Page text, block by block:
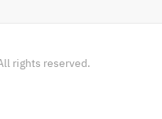
rights reserved.